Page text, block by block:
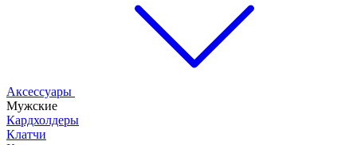
Аксессуары
Мужские
Кардхолдеры
Клатчи